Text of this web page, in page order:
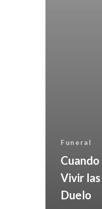
Funeral
Vivir
Duelo